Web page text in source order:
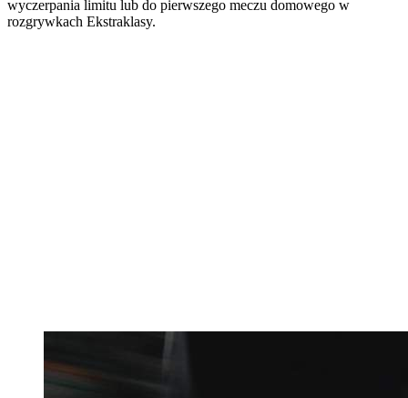
wyczerpania limitu lub do pierwszego meczu domowego w
rozgrywkach Ekstraklasy.